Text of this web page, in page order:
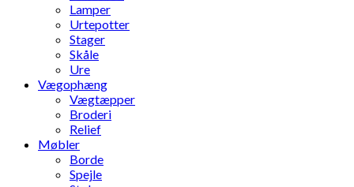
Lamper
Urtepotter
Stager
Skåle
Ure
Vægophæng
Vægtæpper
Broderi
Relief
Møbler
Borde
Spejle